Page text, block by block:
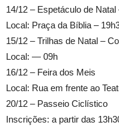
14/12 – Espetáculo de
Local: Praça da Bíblia –
15/12 – Trilhas de Natal –
Local: — 09h
16/12 – Feira dos Meis
Local: Rua em frente ao
20/12 – Passeio Ciclístico
Inscrições: a partir das